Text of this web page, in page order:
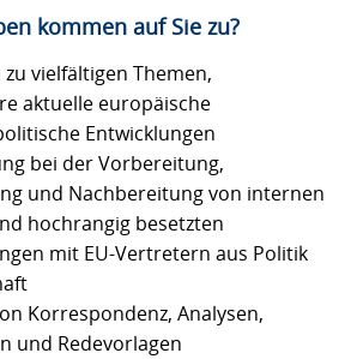
kommen auf Sie zu?
zu vielfältigen Themen,
aktuelle europäische
Entwicklungen
bei der Vorbereitung,
und Nachbereitung von internen
hochrangig besetzten
mit EU-Vertretern aus Politik
Korrespondenz, Analysen,
und Redevorlagen